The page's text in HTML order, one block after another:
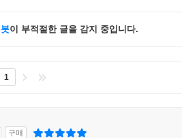
이 부적절한 글을 감지 중입니다.
1
구매